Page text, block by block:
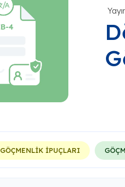
GÖÇMENLİK İPUÇLARI